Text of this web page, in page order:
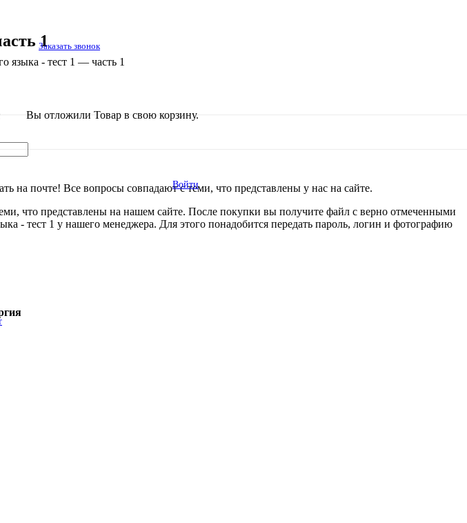
Заказать звонок
Вы отложили Товар в свою корзину.
Войти
1
языка - тест 1 — часть 1
на почте! Все вопросы совпадают с теми, что представлены у нас на сайте.
что представлены на нашем сайте. После покупки вы получите файл с верно отмеченными
- тест 1 у нашего менеджера. Для этого понадобится передать пароль, логин и фотографию